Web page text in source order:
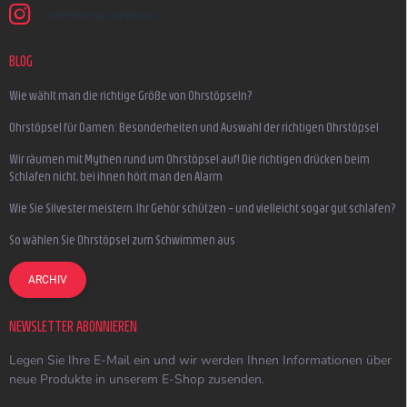
earmazing_earplugs
BLOG
Wie wählt man die richtige Größe von Ohrstöpseln?
Ohrstöpsel für Damen: Besonderheiten und Auswahl der richtigen Ohrstöpsel
Wir räumen mit Mythen rund um Ohrstöpsel auf! Die richtigen drücken beim
Schlafen nicht, bei ihnen hört man den Alarm
Wie Sie Silvester meistern, Ihr Gehör schützen – und vielleicht sogar gut schlafen?
So wählen Sie Ohrstöpsel zum Schwimmen aus
ARCHIV
NEWSLETTER ABONNIEREN
Legen Sie Ihre E-Mail ein und wir werden Ihnen Informationen über
neue Produkte in unserem E-Shop zusenden.